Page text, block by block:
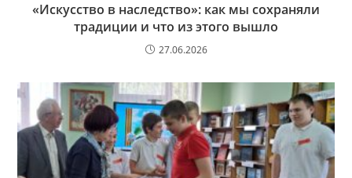
«Искусство в наследство»: как мы сохраняли
традиции и что из этого вышло
27.06.2026